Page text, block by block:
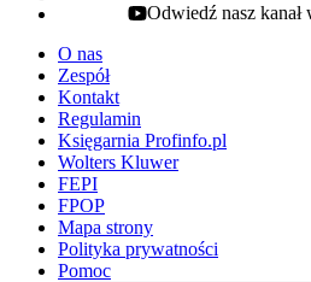
youtube - otwiera się w nowej
Odwiedź nasz
O nas
Zespół
Kontakt
Regulamin
Księgarnia Profinfo.pl
Wolters Kluwer
FEPI
FPOP
Mapa strony
Polityka prywatności
Pomoc